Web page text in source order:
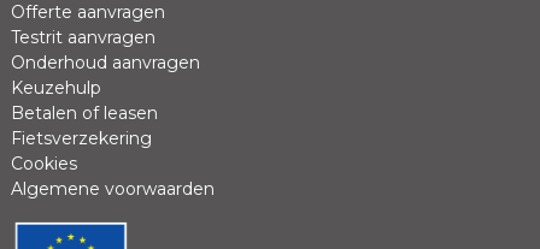
Review *
Offerte aanvragen
Testrit aanvragen
Onderhoud aanvragen
Keuzehulp
Betalen of leasen
Fietsverzekering
Cookies
Algemene voorwaarden